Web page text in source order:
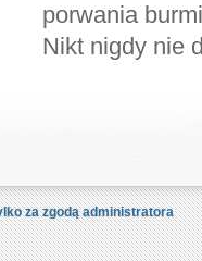
porwania
Nikt nigdy nie
za zgodą administratora